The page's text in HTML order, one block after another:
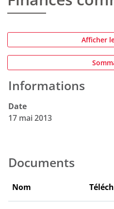
Afficher
Informations
Date
17 mai 2013
Documents
Nom